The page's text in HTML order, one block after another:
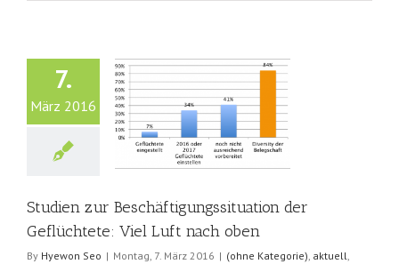
7.
März 2016
Viel Luft nach
Studien zur Beschäftigungssituation der
Geflüchtete: Viel Luft nach oben
By Hyewon Seo | Montag, 7. März 2016 | (ohne Kategorie), aktuell,